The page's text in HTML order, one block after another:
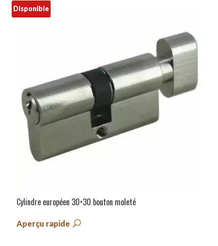
Disponible
Cylindre européen 30×30 bouton moleté
Aperçu rapide